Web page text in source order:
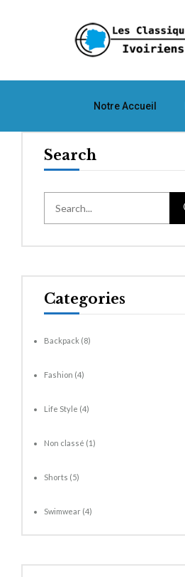
Notre Accueil
Search
Categories
Backpack (8)
Fashion (4)
Life Style (4)
Non classé (1)
Shorts (5)
Swimwear (4)